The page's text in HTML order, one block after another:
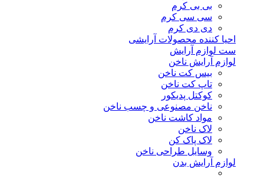
بی بی کرم
سی سی کرم
دی دی کرم
احیا کننده محصولات آرایشی
ست لوازم آرایش
لوازم آرایش ناخن
بیس کت ناخن
تاپ کت ناخن
کوکتل پدیکور
ناخن مصنوعی و چسب ناخن
مواد کاشت ناخن
لاک ناخن
لاک پاک کن
وسایل طراحی ناخن
لوازم آرایش بدن